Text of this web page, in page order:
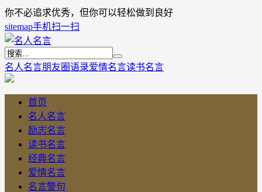
你不必追求优秀，但你可以轻松做到良好
sitemap手机扫一扫
名人名言朋友圈语录爱情名言读书名言
首页
名人名言
励志名言
读书名言
经典名言
爱情名言
名言警句